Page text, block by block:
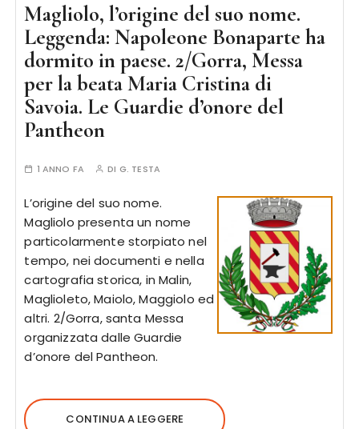
Magliolo, l’origine del suo nome.
Leggenda: Napoleone Bonaparte ha
dormito in paese. 2/Gorra, Messa
per la beata Maria Cristina di
Savoia. Le Guardie d’onore del
Pantheon
1 ANNO FA DI G. TESTA
L’origine del suo nome.
Magliolo presenta un nome
particolarmente storpiato nel
tempo, nei documenti e nella
cartografia storica, in Malin,
Maglioleto, Maiolo, Maggiolo ed
altri. 2/Gorra, santa Messa
organizzata dalle Guardie
d’onore del Pantheon.
CONTINUA A LEGGERE